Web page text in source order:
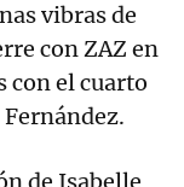
vibras de
con ZAZ en
con el cuarto